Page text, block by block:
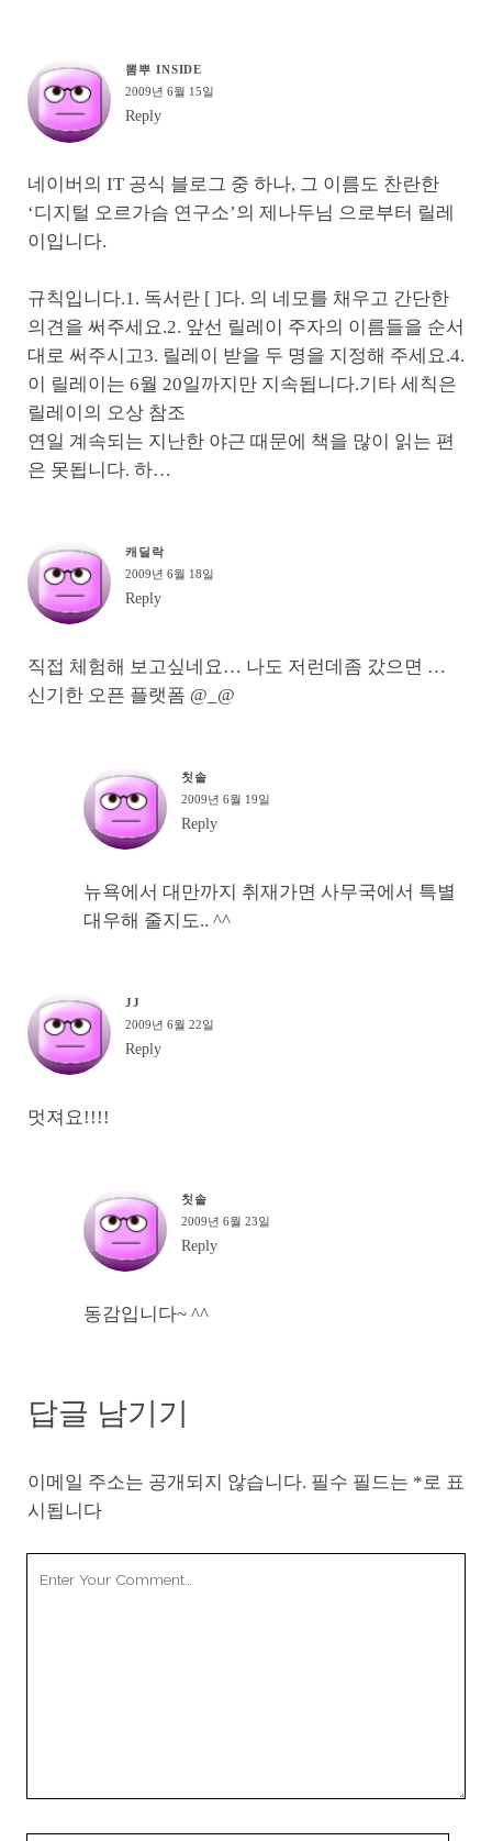
뽐뿌 INSIDE
2009년 6월 15일
Reply
네이버의 IT 공식 블로그 중 하나, 그 이름도 찬란한
‘디지털 오르가슴 연구소’의 제나두님 으로부터 릴레
이입니다.
규칙입니다.1. 독서란 [ ]다. 의 네모를 채우고 간단한
의견을 써주세요.2. 앞선 릴레이 주자의 이름들을 순서
대로 써주시고3. 릴레이 받을 두 명을 지정해 주세요.4.
이 릴레이는 6월 20일까지만 지속됩니다.기타 세칙은
릴레이의 오상 참조
연일 계속되는 지난한 야근 때문에 책을 많이 읽는 편
은 못됩니다. 하…
캐딜락
2009년 6월 18일
Reply
직접 체험해 보고싶네요… 나도 저런데좀 갔으면 …
신기한 오픈 플랫폼 @_@
칫솔
2009년 6월 19일
Reply
뉴욕에서 대만까지 취재가면 사무국에서 특별
대우해 줄지도.. ^^
JJ
2009년 6월 22일
Reply
멋져요!!!!
칫솔
2009년 6월 23일
Reply
동감입니다~ ^^
답글 남기기
이메일 주소는 공개되지 않습니다. 필수 필드는 *로 표
시됩니다